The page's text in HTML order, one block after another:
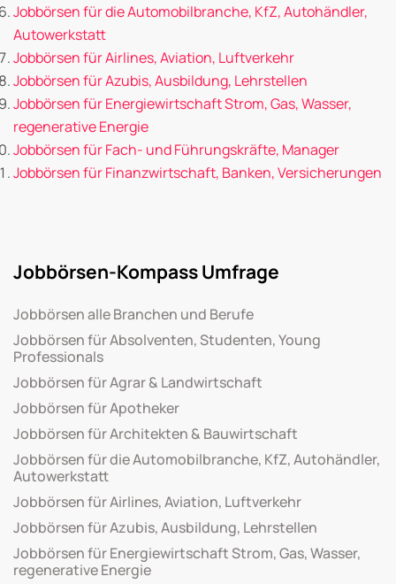
Jobbörsen für die Automobilbranche, KfZ, Autohändler,
Autowerkstatt
Jobbörsen für Airlines, Aviation, Luftverkehr
Jobbörsen für Azubis, Ausbildung, Lehrstellen
Jobbörsen für Energiewirtschaft Strom, Gas, Wasser,
regenerative Energie
Jobbörsen für Fach- und Führungskräfte, Manager
Jobbörsen für Finanzwirtschaft, Banken, Versicherungen
Jobbörsen-Kompass Umfrage
Jobbörsen alle Branchen und Berufe
Jobbörsen für Absolventen, Studenten, Young
Professionals
Jobbörsen für Agrar & Landwirtschaft
Jobbörsen für Apotheker
Jobbörsen für Architekten & Bauwirtschaft
Jobbörsen für die Automobilbranche, KfZ, Autohändler,
Autowerkstatt
Jobbörsen für Airlines, Aviation, Luftverkehr
Jobbörsen für Azubis, Ausbildung, Lehrstellen
Jobbörsen für Energiewirtschaft Strom, Gas, Wasser,
regenerative Energie